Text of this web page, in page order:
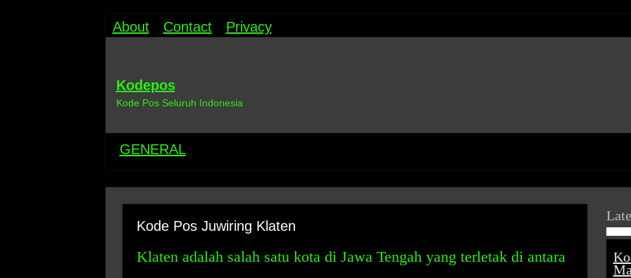
About Contact Privacy
Kodepos
Kode Pos Seluruh Indonesia
GENERAL
Kode Pos Juwiring Klaten
Klaten adalah salah satu kota di Jawa Tengah yang terletak di antara